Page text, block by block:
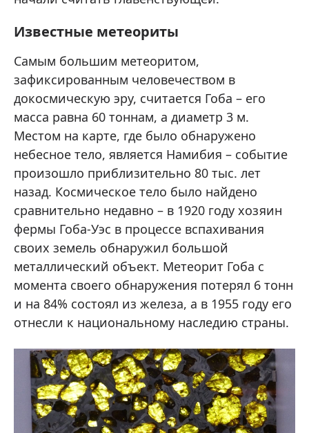
Известные метеориты
Самым большим метеоритом,
зафиксированным человечеством в
докосмическую эру, считается Гоба – его
масса равна 60 тоннам, а диаметр 3 м.
Местом на карте, где было обнаружено
небесное тело, является Намибия – событие
произошло приблизительно 80 тыс. лет
назад. Космическое тело было найдено
сравнительно недавно – в 1920 году хозяин
фермы Гоба-Уэс в процессе вспахивания
своих земель обнаружил большой
металлический объект. Метеорит Гоба с
момента своего обнаружения потерял 6 тонн
и на 84% состоял из железа, а в 1955 году его
отнесли к национальному наследию страны.